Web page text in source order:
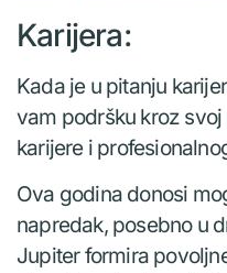
Karijera:
Kada je u pitanju
vam podršku kroz
karijere i
Ova godina donosi
napredak, posebno u
Jupiter formira